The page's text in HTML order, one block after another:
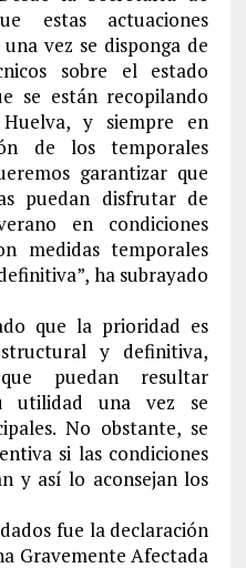
estas actuaciones
vez se disponga de
sobre el estado
se están recopilando
y siempre en
de los temporales
garantizar que
puedan disfrutar de
en condiciones
medidas temporales
ha subrayado
que la prioridad es
y definitiva,
puedan resultar
utilidad una vez se
No obstante, se
si las condiciones
y así lo aconsejan los
fue la declaración
Gravemente Afectada